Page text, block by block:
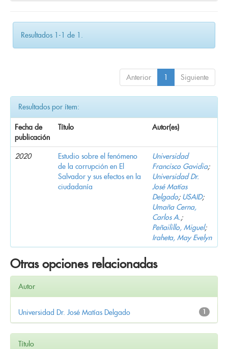
Resultados 1-1 de 1.
Anterior 1 Siguiente
Resultados por ítem:
Fecha de
publicación
Título Autor(es)
2020
Estudio sobre el fenómeno
de la corrupción en El
Salvador y sus efectos en la
ciudadanía
Universidad
Francisco Gavidia;
Universidad Dr.
José Matías
Delgado; USAID;
Umaña Cerna,
Carlos A.;
Peñailillo, Miguel;
Iraheta, May Evelyn
Otras opciones relacionadas
Autor
1
Universidad Dr. José Matías Delgado
Título